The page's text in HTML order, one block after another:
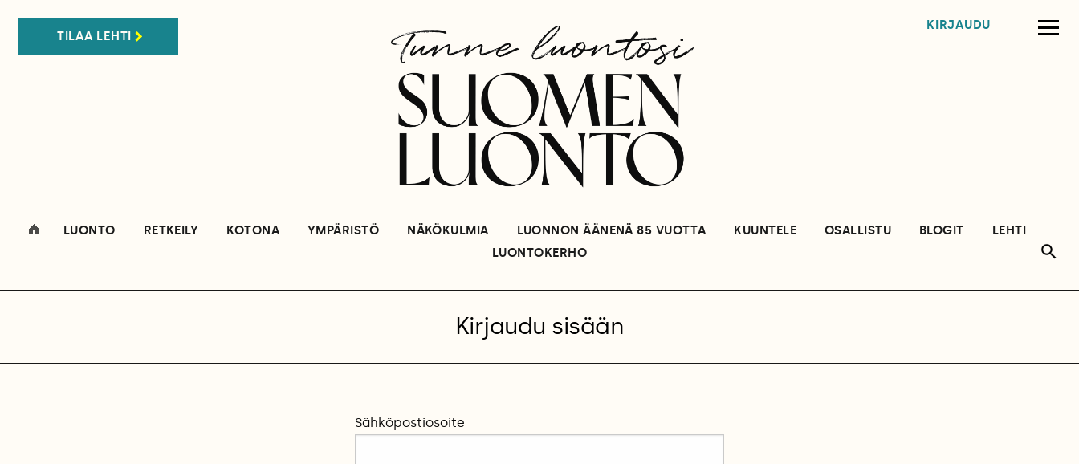
TILAA LEHTI
KIRJAUDU
LUONTO RETKEILY KOTONA YMPÄRISTÖ NÄKÖKULMIA LUONNON ÄÄNENÄ 85 VUOTTA KUUNTELE OSALLISTU BLOGIT
LEHTI
LUONTOKERHO
Kirjaudu sisään
Sähköpostiosoite